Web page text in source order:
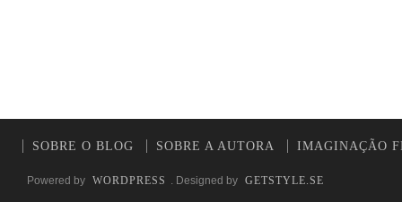
SOBRE O BLOG SOBRE A AUTORA IMAGINAÇÃO
Powered by WORDPRESS . Designed by GETSTYLE.SE